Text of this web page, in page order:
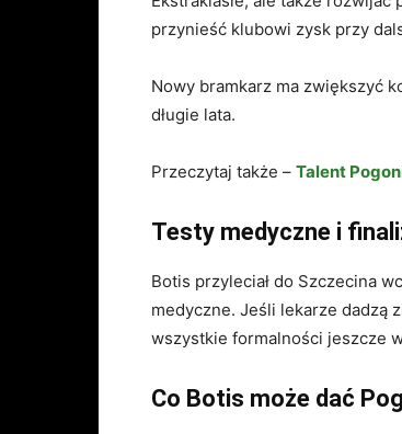
przynieść klubowi zysk przy
Nowy bramkarz ma zwiększyć
długie lata.
Przeczytaj także – Talent
Testy medyczne i
Botis przyleciał do Szczecina
medyczne. Jeśli lekarze dadzą
wszystkie formalności jeszcze
Co Botis może dać